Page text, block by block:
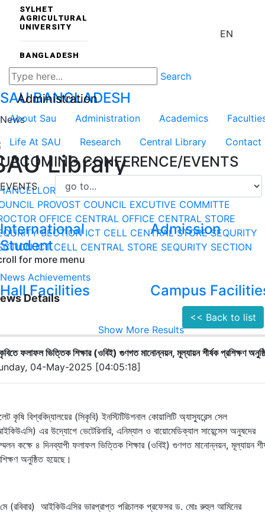
SYLHET
AGRICULTURAL
UNIVERSITY
BANGLADESH
EN
Search
SAUBANGLADESH
About Sau Administration Academics
Life At SAU
Research Central Library Contact
UPCOMING CONFERENCE/EVENTS
EVENTS
International
Student
Admission
Hall Facilities Campus
Show More Results
Administration
News
Library
VICE-CHANCELLOR
PROVOST COUNCIL EXCUTIVE COMMITTE
OFFICE CENTRAL OFFICE CENTRAL STORE
SECTION ICT CELL CENTRAL STORE SEQURITY
ICT CELL CENTRAL STORE SEQURITY SECTION
for more menu
News Achievements
Details
<< Back to list
ফলাফল ভিত্তিক শিক্ষার (ওবিই) গুণগত মানোন্নয়ন, মূল্যায়ন শীর্ষক প্রশিক্ষণ
04-May-2025 [04:05:18]
কৃষি বিশ্ববিদ্যালয়ের (সিকৃবি) ইনস্টিটিউশনাল কোয়ালিটি অ্যাস্যুরেন্স সেল
এর উদ্যোগে ভেটেরিনারি, এনিম্যাল ও বায়োমেডিক্যাল সায়েন্সেস অনুষদের
কক্ষে ৪ দিনব্যাপী ফলাফল ভিত্তিক শিক্ষার (ওবিই) গুণগত মানোন্নয়ন, মূল্যায়ন
অনুষ্ঠিত হয়েছে।
(রবিবার) আইকিউএসির ভারপ্রাপ্ত পরিচালক প্রফেসর ড. মোঃ রুহুল আমিনের